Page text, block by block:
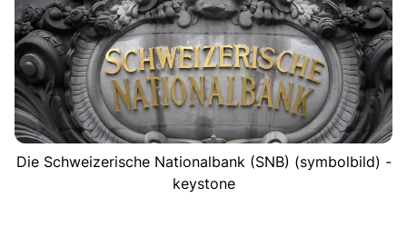
Die Schweizerische Nationalbank (SNB) (symbolbild) -
keystone